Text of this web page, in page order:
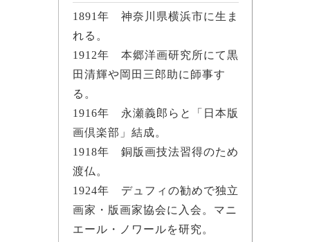
1891年 神奈川県横浜市に生ま
れる。
1912年 本郷洋画研究所にて黒
田清輝や岡田三郎助に師事す
る。
1916年 永瀬義郎らと「日本版
画倶楽部」結成。
1918年 銅版画技法習得のため
渡仏。
1924年 デュフィの勧めで独立
画家・版画家協会に入会。マニ
エール・ノワールを研究。